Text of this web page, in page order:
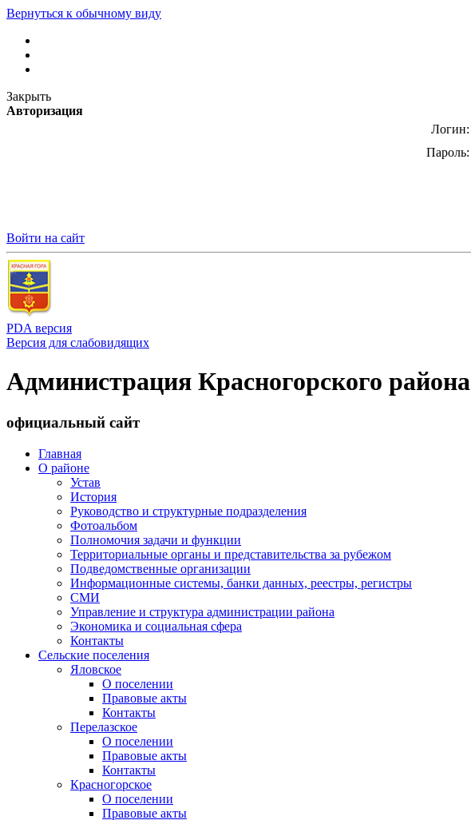
Вернуться к обычному виду
Закрыть
Авторизация
Логин:
Пароль:
Войти на сайт
PDA версия
Версия для слабовидящих
Администрация Красногорского района
официальный сайт
Главная
О районе
Устав
История
Руководство и структурные подразделения
Фотоальбом
Полномочия задачи и функции
Территориальные органы и представительства за рубежом
Подведомственные организации
Информационные системы, банки данных, реестры, регистры
СМИ
Управление и структура администрации района
Экономика и социальная сфера
Контакты
Сельские поселения
Яловское
О поселении
Правовые акты
Контакты
Перелазское
О поселении
Правовые акты
Контакты
Красногорское
О поселении
Правовые акты